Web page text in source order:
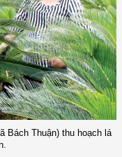
Bách Thuận) thu hoạch lá